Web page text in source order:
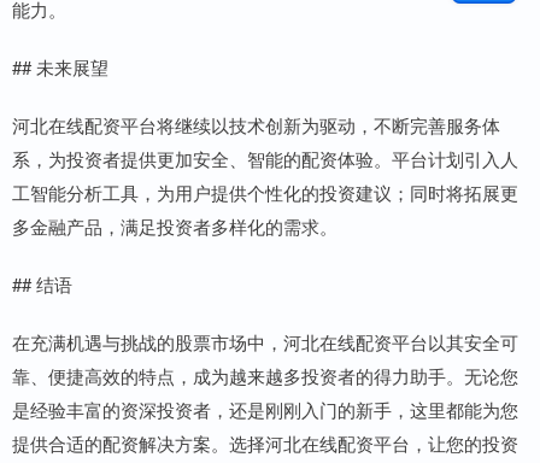
能力。
## 未来展望
河北在线配资平台将继续以技术创新为驱动，不断完善服务体
系，为投资者提供更加安全、智能的配资体验。平台计划引入人
工智能分析工具，为用户提供个性化的投资建议；同时将拓展更
多金融产品，满足投资者多样化的需求。
## 结语
在充满机遇与挑战的股票市场中，河北在线配资平台以其安全可
靠、便捷高效的特点，成为越来越多投资者的得力助手。无论您
是经验丰富的资深投资者，还是刚刚入门的新手，这里都能为您
提供合适的配资解决方案。选择河北在线配资平台，让您的投资